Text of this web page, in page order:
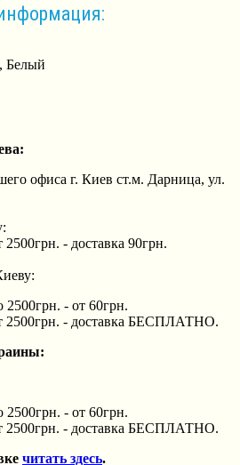
Белый
офиса г. Киев ст.м. Дарница, ул.
2500грн. - доставка 90грн.
2500грн. - от 60грн.
2500грн. - доставка БЕСПЛАТНО.
2500грн. - от 60грн.
2500грн. - доставка БЕСПЛАТНО.
читать здесь.